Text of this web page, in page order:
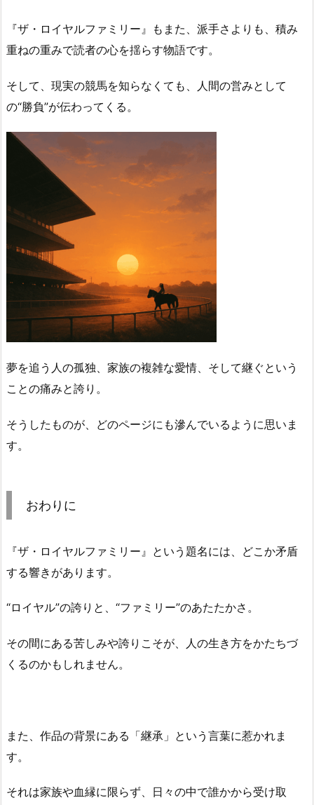
『ザ・ロイヤルファミリー』もまた、派手さよりも、積み
重ねの重みで読者の心を揺らす物語です。
そして、現実の競馬を知らなくても、人間の営みとして
の“勝負”が伝わってくる。
夢を追う人の孤独、家族の複雑な愛情、そして継ぐという
ことの痛みと誇り。
そうしたものが、どのページにも滲んでいるように思いま
す。
おわりに
『ザ・ロイヤルファミリー』という題名には、どこか矛盾
する響きがあります。
“ロイヤル”の誇りと、“ファミリー”のあたたかさ。
その間にある苦しみや誇りこそが、人の生き方をかたちづ
くるのかもしれません。
また、作品の背景にある「継承」という言葉に惹かれま
す。
それは家族や血縁に限らず、日々の中で誰かから受け取